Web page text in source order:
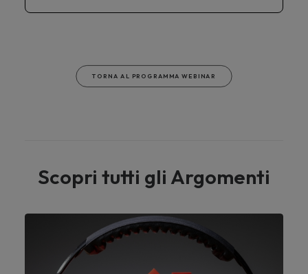
TORNA AL PROGRAMMA WEBINAR
Scopri tutti gli Argomenti